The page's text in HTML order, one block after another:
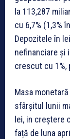
la 113,287
cu 6,7% (1,3%
Depozitele în
nefinanciare și
crescut cu 1%,
Masa
sfârșitul lunii
lei, in creștere
față de luna